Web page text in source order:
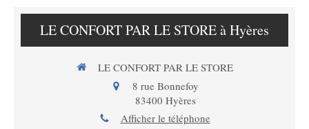
LE CONFORT PAR LE STORE à Hyères
LE CONFORT PAR LE STORE
8 rue Bonnefoy
83400 Hyères
Afficher le téléphone